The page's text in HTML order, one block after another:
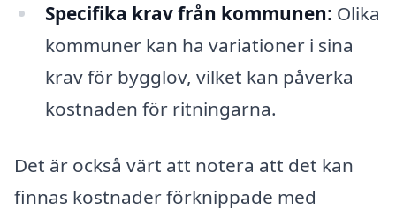
Specifika krav från kommunen: Olika
kommuner kan ha variationer i sina
krav för bygglov, vilket kan påverka
kostnaden för ritningarna.
Det är också värt att notera att det kan
finnas kostnader förknippade med